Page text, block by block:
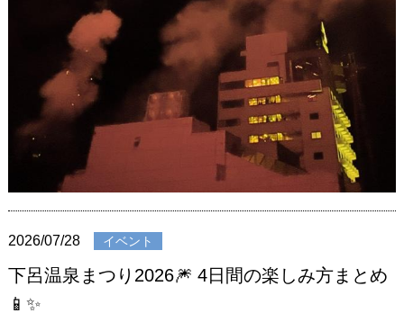
2026/07/28 イベント
下呂温泉まつり2026🎆 4日間の楽しみ方まとめ
📱✨